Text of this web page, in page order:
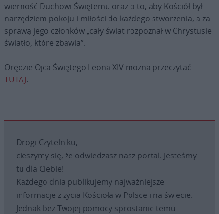
wierność Duchowi Świętemu oraz o to, aby Kościół był
narzędziem pokoju i miłości do każdego stworzenia, a za
sprawą jego członków „cały świat rozpoznał w Chrystusie
światło, które zbawia”.
Orędzie Ojca Świętego Leona XIV można przeczytać
TUTAJ.
Drogi Czytelniku,
cieszymy się, że odwiedzasz nasz portal. Jesteśmy
tu dla Ciebie!
Każdego dnia publikujemy najważniejsze
informacje z życia Kościoła w Polsce i na świecie.
Jednak bez Twojej pomocy sprostanie temu